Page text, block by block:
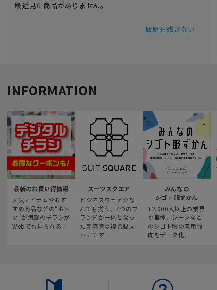
最近見た商品がありません。
履歴を残さない
INFORMATION
最新のお買い得情報
人気アイテムやおす
すめ商品などの“おト
ク“が満載のチラシが
Webでも見られる！
スーツスクエア
ビジネスウェアがな
んでも揃う、4つのブ
ランドが一体となっ
た新感覚の複合型ス
トアです
みんなの
シゴト服ずかん
12,000人以上の業界
や職種、シーンなど
のシゴト服の着用傾
向をデータ化。